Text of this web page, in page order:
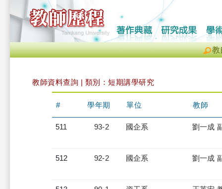
教
教師資料查詢 | 類別：短期講學研究
# 學年期 單位 教師
511 93-2 國企系 劉一成
512 92-2 國企系 劉一成